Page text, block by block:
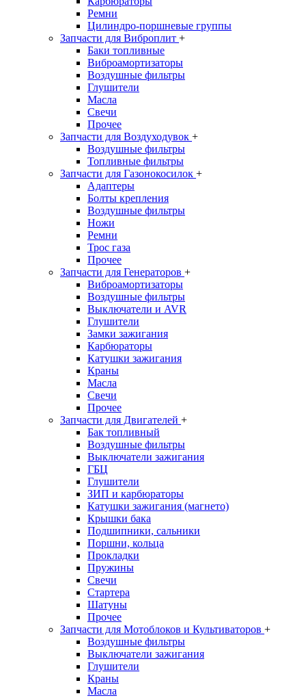
Ремни
Цилиндро-поршневые группы
Запчасти для Виброплит +
Баки топливные
Виброамортизаторы
Воздушные фильтры
Глушители
Масла
Свечи
Прочее
Запчасти для Воздуходувок +
Воздушные фильтры
Топливные фильтры
Запчасти для Газонокосилок +
Адаптеры
Болты крепления
Воздушные фильтры
Ножи
Ремни
Трос газа
Прочее
Запчасти для Генераторов +
Виброамортизаторы
Воздушные фильтры
Выключатели и AVR
Глушители
Замки зажигания
Карбюраторы
Катушки зажигания
Краны
Масла
Свечи
Прочее
Запчасти для Двигателей +
Бак топливный
Воздушные фильтры
Выключатели зажигания
ГБЦ
Глушители
ЗИП и карбюраторы
Катушки зажигания (магнето)
Крышки бака
Подшипники, сальники
Поршни, кольца
Прокладки
Пружины
Свечи
Стартера
Шатуны
Прочее
Запчасти для Мотоблоков и Культиваторов +
Воздушные фильтры
Выключатели зажигания
Глушители
Краны
Масла